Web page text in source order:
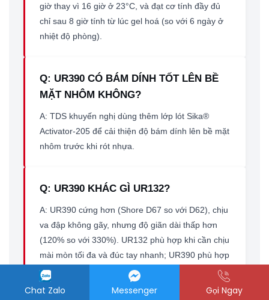
giờ thay vì 16 giờ ở 23°C, và đạt cơ tính đầy đủ
chỉ sau 8 giờ tính từ lúc gel hoá (so với 6 ngày ở
nhiệt độ phòng).
Q: UR390 CÓ BÁM DÍNH TỐT LÊN BỀ
MẶT NHÔM KHÔNG?
A: TDS khuyến nghị dùng thêm lớp lót Sika®
Activator-205 để cải thiện độ bám dính lên bề mặt
nhôm trước khi rót nhựa.
Q: UR390 KHÁC GÌ UR132?
A: UR390 cứng hơn (Shore D67 so với D62), chịu
va đập không gãy, nhưng độ giãn dài thấp hơn
(120% so với 330%). UR132 phù hợp khi cần chịu
mài mòn tối đa và đúc tay nhanh; UR390 phù hợp
khi cần khuôn cứng, bền va đập, dùng lặp lại
nhiều chu kỳ.
Chat Zalo Messenger Gọi Ngay